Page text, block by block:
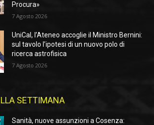
Procura»
7 Agosto 2026
UniCal, l’Ateneo accoglie il Ministro Bernini:
sul tavolo l’ipotesi di un nuovo polo di
ricerca astrofisica
7 Agosto 2026
SETTIMANA
Sanità, nuove assunzioni a Cosenza: